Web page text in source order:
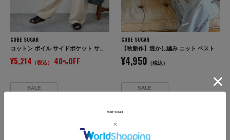
CUBE SUGAR
コットン ボイル サイドポケット サロペット パンツ
¥5,214 （税込） 40%OFF
CUBE SUGAR
【秋新作】透かし編み ニット ベスト
¥4,950 （税込）
SALE SALE